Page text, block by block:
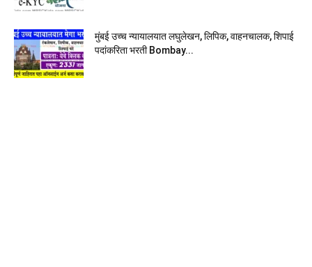
मुंबई उच्च न्यायालयात लघुलेखन, लिपिक, वाहनचालक, शिपाई
पदांकरिता भरती Bombay...